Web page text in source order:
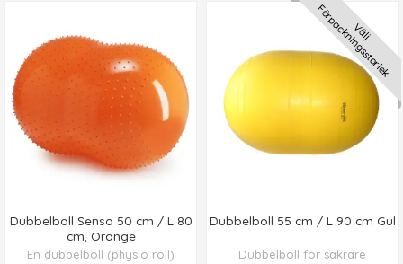
Dubbelboll Senso 50 cm / L 80
cm, Orange
En dubbelboll (physio roll)
Välj
Förpackningsstorlek
Dubbelboll 55 cm / L 90 cm Gul
Dubbelboll för säkrare